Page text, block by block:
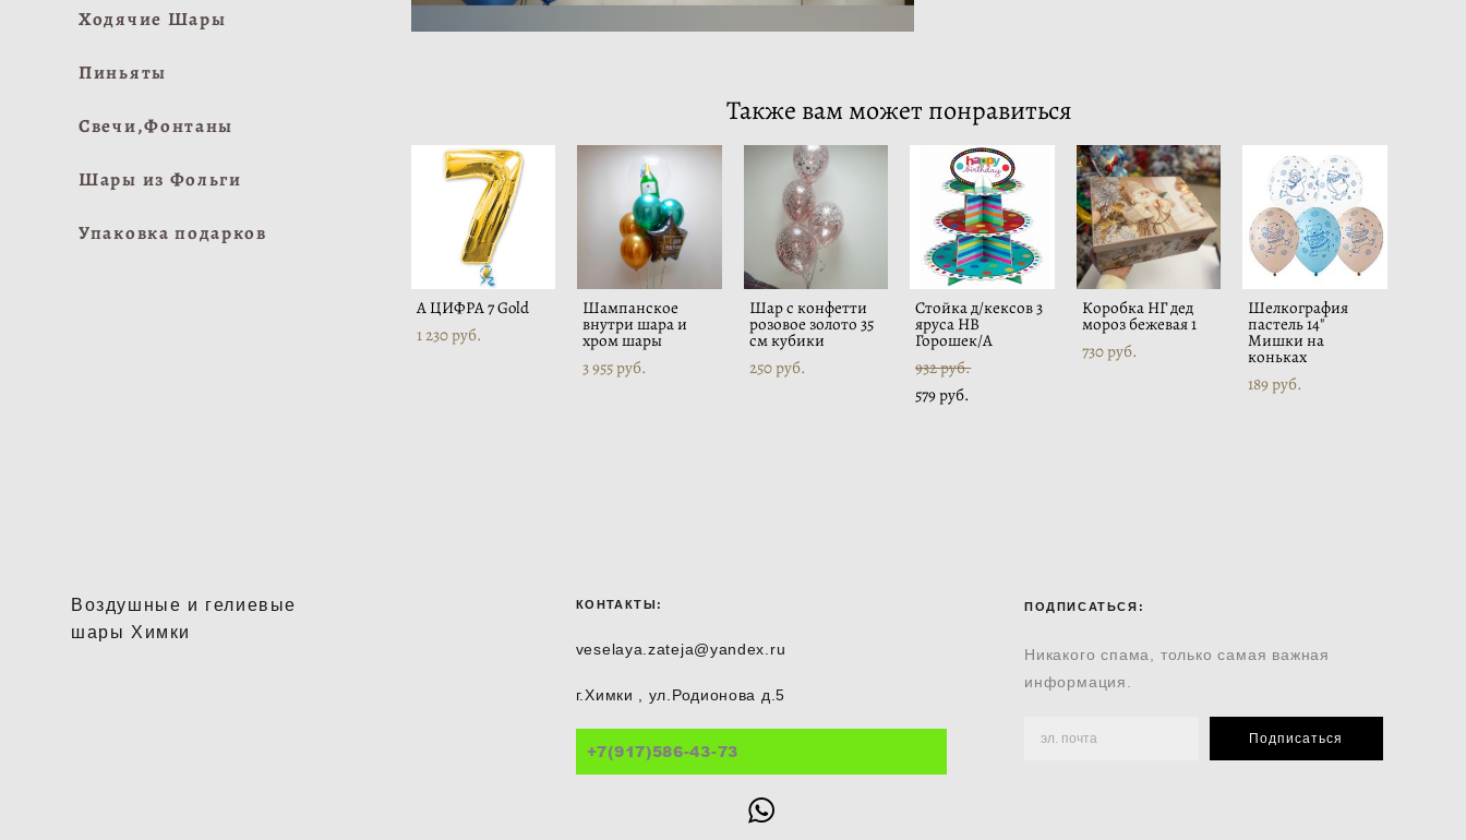
Ходячие Шары
Пиньяты
Свечи,Фонтаны
Шары из Фольги
Упаковка подарков
Также вам может понравиться
А ЦИФРА 7 Gold
1 230 pуб.
Шампанское
внутри шара и
хром шары
3 955 pуб.
Шар с конфетти
розовое золото 35
см кубики
250 pуб.
Стойка д/кексов 3
яруса HB
Горошек/А
932 pуб.
579 pуб.
Коробка НГ дед
мороз бежевая 1
730 pуб.
Шелкография
пастель 14"
Мишки на
коньках
189 pуб.
Воздушные и гелиевые
шары Химки
КОНТАКТЫ:
veselaya.zateja@yandex.ru
г.Химки , ул.Родионова д.5
+7(917)586-43-73
ПОДПИСАТЬСЯ:
Никакого спама, только самая важная
информация.
Подписаться